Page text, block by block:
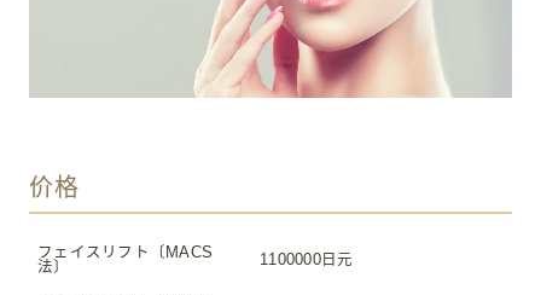
价格
フェイスリフト〔MACS
法〕
1100000日元